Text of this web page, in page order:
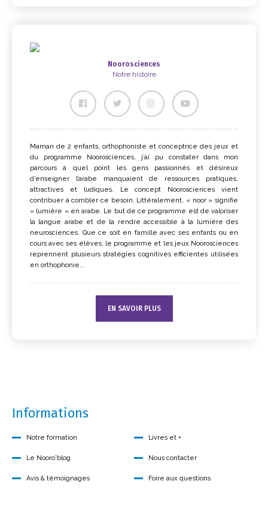
Noorosciences
Notre histoire
Maman de 2 enfants, orthophoniste et conceptrice des jeux et
du programme Noorosciences, j’ai pu constater dans mon
parcours à quel point les gens passionnés et désireux
d’enseigner l’arabe manquaient de ressources pratiques,
attractives et ludiques. Le concept Noorosciences vient
contribuer à combler ce besoin. Littéralement, « noor » signifie
« lumière » en arabe. Le but de ce programme est de valoriser
la langue arabe et de la rendre accessible à la lumière des
neurosciences. Que ce soit en famille avec ses enfants ou en
cours avec ses élèves, le programme et les jeux Noorosciences
reprennent plusieurs stratégies cognitives efficientes utilisées
en orthophonie...
EN SAVOIR PLUS
Informations
Notre formation Livres et +
Le Nooro'blog Nous contacter
Avis & témoignages Foire aux questions